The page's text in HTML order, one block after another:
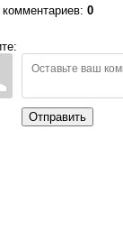
комментариев: 0
Отправить